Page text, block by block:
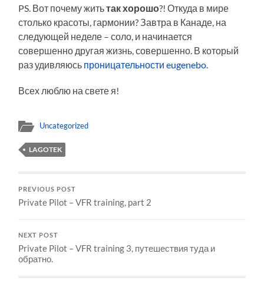
PS. Вот почему житьтак хорошо?! Откуда в мире
столько красоты, гармонии? Завтра в Канаде, на
следующей неделе – соло, и начинается
совершенно другая жизнь, совершенно. В который
раз удивляюсь проницательности eugenebo
Всех люблю на свете я!
Uncategorized
LAGOTEK
PREVIOUS POST
Private Pilot – VFR training, part 2
NEXT POST
Private Pilot – VFR training 3, путешествия туда и
обратно.